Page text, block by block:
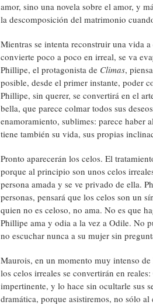
amor, sino una novela sobre el amor, y
la descomposición del matrimonio
Mientras se intenta reconstruir una vida
convierte poco a poco en irreal, se va
Phillipe, el protagonista de Climas,
posible, desde el primer instante, poder
Phillipe, sin querer, se convertirá en el
bella, que parece colmar todos sus
enamoramiento, sublimes: parece haber
tiene también su vida, sus propias
Pronto aparecerán los celos. El
porque al principio son unos celos
persona amada y se ve privado de ella.
personas, pensará que los celos son un
quien no es celoso, no ama. No es que
Phillipe ama y odia a la vez a Odile. No
no escuchar nunca a su mujer sin
Maurois, en un momento muy intenso
los celos irreales se convertirán en
impertinente, y lo hace sin ocultarle sus
dramática, porque asistiremos, no sólo